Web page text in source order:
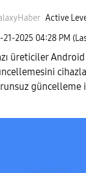
Active
21-2025 04:28 PM
üreticiler
güncelleme